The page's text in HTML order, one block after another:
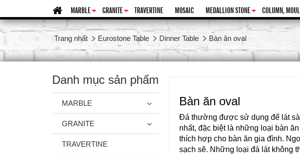
+
MARBLE
+
GRANITE TRAVERTINE MOSAIC
+
MEDALLION STONE COLUMN,
Trang nhất Eurostone Table Dinner Table Bàn ăn oval
Bàn ăn oval
Đá thường được sử dụng để lát
nhất, đặc biệt là những loại bàn
thích hợp cho bàn ăn gia đình.
sạch sẽ. Những loại đá lát không
Danh mục sản phẩm
MARBLE
GRANITE
TRAVERTINE